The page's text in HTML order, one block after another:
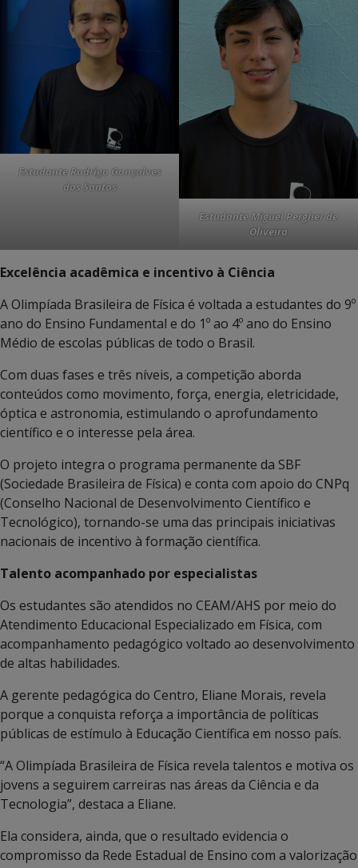
Estudante Rodrigo Gonçalves
dos Santos
Estudante Miguel Pergher de
Oliveira
Excelência acadêmica e incentivo à Ciência
A Olimpíada Brasileira de Física é voltada a estudantes do 9º
ano do Ensino Fundamental e do 1º ao 4º ano do Ensino
Médio de escolas públicas de todo o Brasil.
Com duas fases e três níveis, a competição aborda
conteúdos como movimento, força, energia, eletricidade,
óptica e astronomia, estimulando o aprofundamento
científico e o interesse pela área.
O projeto integra o programa permanente da SBF
(Sociedade Brasileira de Física) e conta com apoio do CNPq
(Conselho Nacional de Desenvolvimento Científico e
Tecnológico), tornando-se uma das principais iniciativas
nacionais de incentivo à formação científica.
Talento acompanhado por especialistas
Os estudantes são atendidos no CEAM/AHS por meio do
Atendimento Educacional Especializado em Física, com
acompanhamento pedagógico voltado ao desenvolvimento
de altas habilidades.
A gerente pedagógica do Centro, Eliane Morais, revela
porque a conquista reforça a importância de políticas
públicas de estímulo à Educação Científica em nosso país.
“A Olimpíada Brasileira de Física revela talentos e motiva os
jovens a seguirem carreiras nas áreas da Ciência e da
Tecnologia”, destaca a Eliane.
Ela considera, ainda, que o resultado evidencia o
compromisso da Rede Estadual de Ensino com a valorização